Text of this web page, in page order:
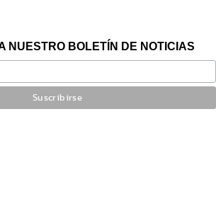
NUESTRO BOLETÍN DE NOTICIAS